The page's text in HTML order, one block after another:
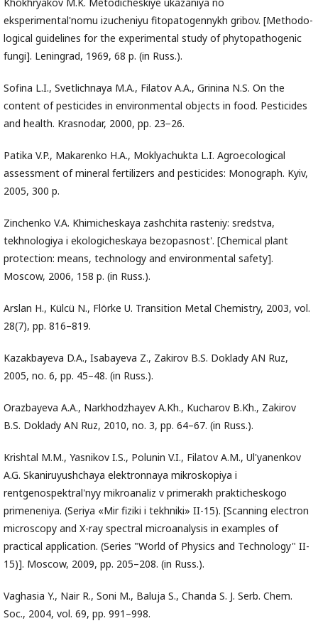
Khokhryakov M.K. Metodicheskiye ukazaniya no
eksperimental'nomu izucheniyu fitopatogennykh gribov. [Methodo-
logical guidelines for the experimental study of phytopathogenic
fungi]. Leningrad, 1969, 68 p. (in Russ.).
Sofina L.I., Svetlichnaya M.A., Filatov A.A., Grinina N.S. On the
content of pesticides in environmental objects in food. Pesticides
and health. Krasnodar, 2000, pp. 23−26.
Patika V.P., Makarenko H.A., Moklyachukta L.I. Agroecological
assessment of mineral fertilizers and pesticides: Monograph. Kyiv,
2005, 300 p.
Zinchenko V.A. Khimicheskaya zashchita rasteniy: sredstva,
tekhnologiya i ekologicheskaya bezopasnost'. [Chemical plant
protection: means, technology and environmental safety].
Moscow, 2006, 158 p. (in Russ.).
Arslan H., Külcü N., Flörke U. Transition Metal Chemistry, 2003, vol.
28(7), pp. 816–819.
Kazakbayeva D.A., Isabayeva Z., Zakirov B.S. Doklady AN Ruz,
2005, no. 6, pp. 45–48. (in Russ.).
Orazbayeva A.A., Narkhodzhayev A.Kh., Kucharov B.Kh., Zakirov
B.S. Doklady AN Ruz, 2010, no. 3, pp. 64–67. (in Russ.).
Krishtal M.M., Yasnikov I.S., Polunin V.I., Filatov A.M., Ul'yanenkov
A.G. Skaniruyushchaya elektronnaya mikroskopiya i
rentgenospektral'nyy mikroanaliz v primerakh prakticheskogo
primeneniya. (Seriya «Mir fiziki i tekhniki» II-15). [Scanning electron
microscopy and X-ray spectral microanalysis in examples of
practical application. (Series "World of Physics and Technology" II-
15)]. Moscow, 2009, pp. 205–208. (in Russ.).
Vaghasia Y., Nair R., Soni M., Baluja S., Chanda S. J. Serb. Chem.
Soc., 2004, vol. 69, pp. 991–998.